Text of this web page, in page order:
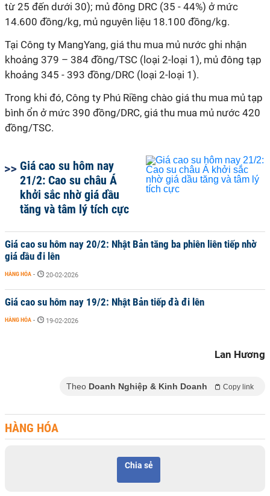
từ 25 đến dưới 30); mủ đông DRC (35 - 44%) ở mức
14.600 đồng/kg, mủ nguyên liệu 18.100 đồng/kg.
Tại Công ty MangYang, giá thu mua mủ nước ghi nhận
khoảng 379 – 384 đồng/TSC (loại 2-loại 1), mủ đông tạp
khoảng 345 - 393 đồng/DRC (loại 2-loại 1).
Trong khi đó, Công ty Phú Riềng chào giá thu mua mủ tạp
bình ổn ở mức 390 đồng/DRC, giá thu mua mủ nước 420
đồng/TSC.
Giá cao su hôm nay
21/2: Cao su châu Á
khởi sắc nhờ giá dầu
tăng và tâm lý tích cực
Giá cao su hôm nay 20/2: Nhật Bản tăng ba phiên liên tiếp nhờ
giá dầu đi lên
HÀNG HÓA - 20-02-2026
Giá cao su hôm nay 19/2: Nhật Bản tiếp đà đi lên
HÀNG HÓA - 19-02-2026
Lan Hương
Theo Doanh Nghiệp & Kinh Doanh Copy link
HÀNG HÓA
Chia sẻ